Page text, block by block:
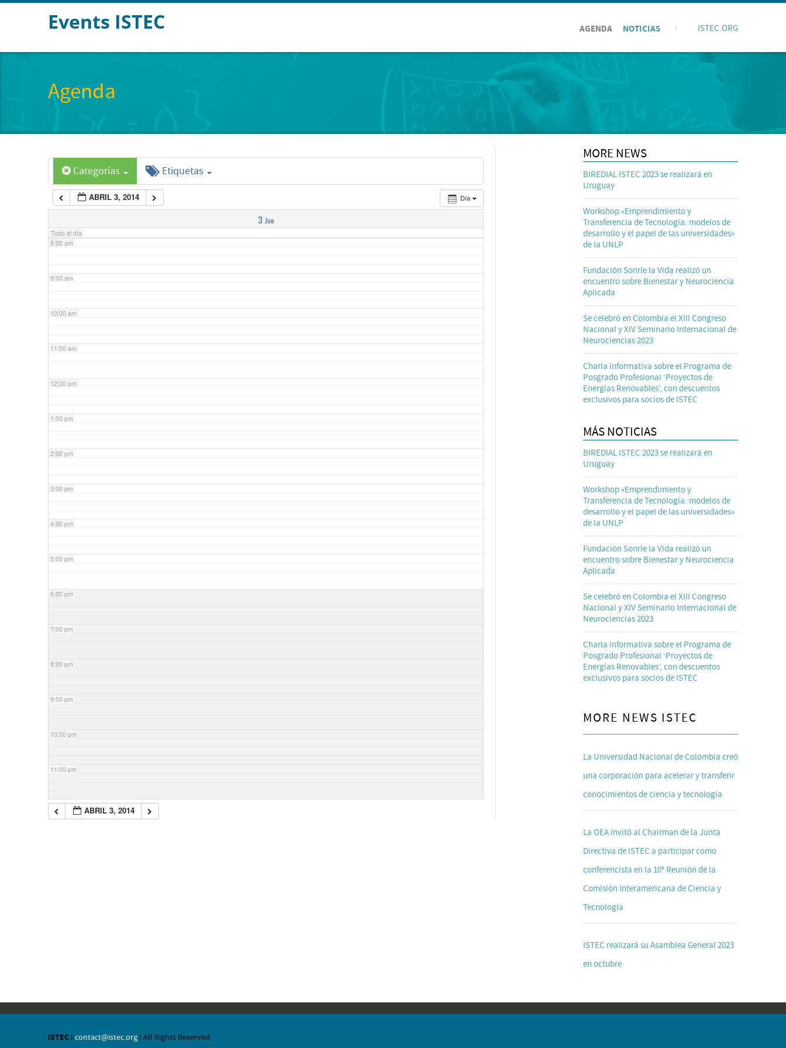
Events ISTEC AGENDA NOTICIAS ISTEC.ORG
Agenda
Categorías Etiquetas
Día
ABRIL 3, 2014
3 Jue
Todo el día
4:00 am
6:00 am
7:00 am
8:00 am
9:00 am
10:00 am
11:00 am
12:00 pm
1:00 pm
2:00 pm
3:00 pm
4:00 pm
5:00 pm
6:00 pm
7:00 pm
8:00 pm
9:00 pm
10:00 pm
11:00 pm
ABRIL 3, 2014
MORE NEWS
BIREDIAL ISTEC 2023 se realizará en
Uruguay
Workshop «Emprendimiento y
Transferencia de Tecnología: modelos de
desarrollo y el papel de las universidades»
de la UNLP
Fundación Sonríe la Vida realizó un
encuentro sobre Bienestar y Neurociencia
Aplicada
Se celebró en Colombia el XIII Congreso
Nacional y XIV Seminario Internacional de
Neurociencias 2023
Charla informativa sobre el Programa de
Posgrado Profesional ‘Proyectos de
Energías Renovables’, con descuentos
exclusivos para socios de ISTEC
MÁS NOTICIAS
BIREDIAL ISTEC 2023 se realizará en
Uruguay
Workshop «Emprendimiento y
Transferencia de Tecnología: modelos de
desarrollo y el papel de las universidades»
de la UNLP
Fundación Sonríe la Vida realizó un
encuentro sobre Bienestar y Neurociencia
Aplicada
Se celebró en Colombia el XIII Congreso
Nacional y XIV Seminario Internacional de
Neurociencias 2023
Charla informativa sobre el Programa de
Posgrado Profesional ‘Proyectos de
Energías Renovables’, con descuentos
exclusivos para socios de ISTEC
MORE NEWS ISTEC
La Universidad Nacional de Colombia creó
una corporación para acelerar y transferir
conocimientos de ciencia y tecnología
La OEA invitó al Chairman de la Junta
Directiva de ISTEC a participar como
conferencista en la 10° Reunión de la
Comisión Interamericana de Ciencia y
Tecnología
ISTEC realizará su Asamblea General 2023
en octubre
ISTEC I contact@istec.org I All Rights Reserved